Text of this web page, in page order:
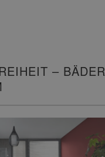
– BÄDER